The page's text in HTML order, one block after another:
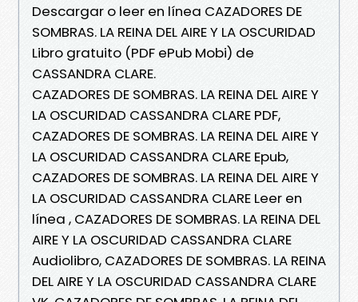
Descargar o leer en línea CAZADORES DE
SOMBRAS. LA REINA DEL AIRE Y LA OSCURIDAD
Libro gratuito (PDF ePub Mobi) de
CASSANDRA CLARE.
CAZADORES DE SOMBRAS. LA REINA DEL AIRE Y
LA OSCURIDAD CASSANDRA CLARE PDF,
CAZADORES DE SOMBRAS. LA REINA DEL AIRE Y
LA OSCURIDAD CASSANDRA CLARE Epub,
CAZADORES DE SOMBRAS. LA REINA DEL AIRE Y
LA OSCURIDAD CASSANDRA CLARE Leer en
línea , CAZADORES DE SOMBRAS. LA REINA DEL
AIRE Y LA OSCURIDAD CASSANDRA CLARE
Audiolibro, CAZADORES DE SOMBRAS. LA REINA
DEL AIRE Y LA OSCURIDAD CASSANDRA CLARE